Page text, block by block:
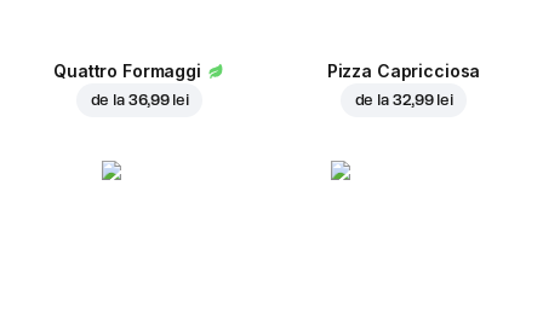
Quattro Formaggi
de la 36,99 lei
Pizza Capricciosa
de la 32,99 lei